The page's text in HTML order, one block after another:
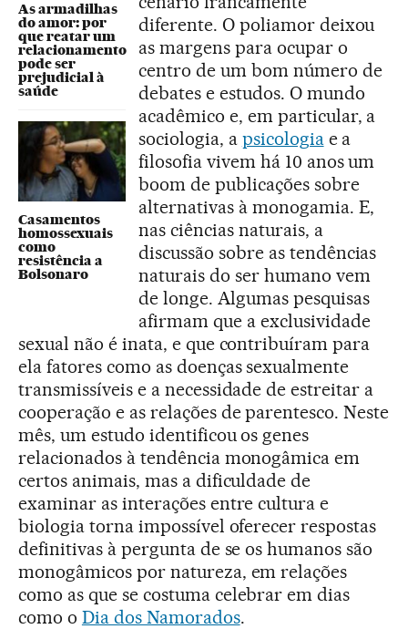
As armadilhas
do amor: por
que reatar um
relacionamento
pode ser
prejudicial à
saúde
Casamentos
homossexuais
como
resistência a
Bolsonaro
diferente. O poliamor deixou
as margens para ocupar o
centro de um bom número de
debates e estudos. O mundo
acadêmico e, em particular, a
sociologia, a psicologiae a
filosofia vivem há 10 anos um
boom de publicações sobre
alternativas à monogamia. E,
nas ciências naturais, a
discussão sobre as tendências
naturais do ser humano vem
de longe. Algumas pesquisas
afirmam que a exclusividade
sexual não é inata, e que contribuíram para
ela fatores como as doenças sexualmente
transmissíveis e a necessidade de estreitar a
cooperação e as relações de parentesco. Neste
mês, um estudo identificou os genes
relacionados à tendência monogâmica em
certos animais, mas a dificuldade de
examinar as interações entre cultura e
biologia torna impossível oferecer respostas
definitivas à pergunta de se os humanos são
monogâmicos por natureza, em relações
como as que se costuma celebrar em dias
como o Dia dos Namorados.